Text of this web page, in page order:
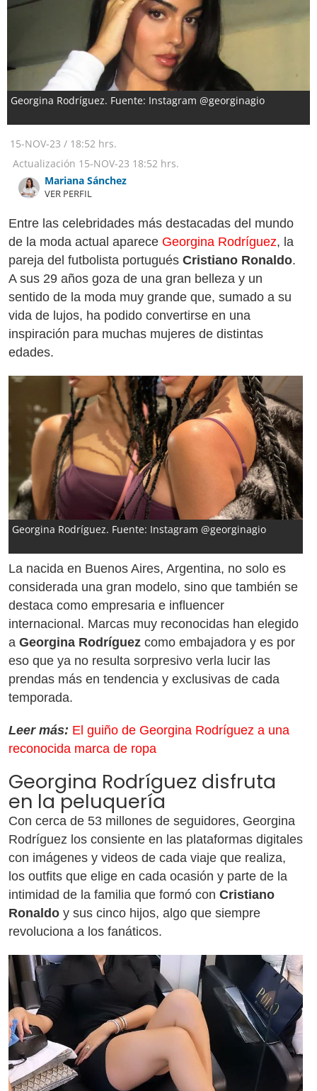
Georgina Rodríguez. Fuente: Instagram @georginagio
15-NOV-23 / 18:52 hrs.
Actualización 15-NOV-23 18:52 hrs.
Mariana Sánchez
VER PERFIL
Entre las celebridades más destacadas del mundo
de la moda actual aparece Georgina Rodríguez, la
pareja del futbolista portugués Cristiano Ronaldo.
A sus 29 años goza de una gran belleza y un
sentido de la moda muy grande que, sumado a su
vida de lujos, ha podido convertirse en una
inspiración para muchas mujeres de distintas
edades.
Georgina Rodríguez. Fuente: Instagram @georginagio
La nacida en Buenos Aires, Argentina, no solo es
considerada una gran modelo, sino que también se
destaca como empresaria e influencer
internacional. Marcas muy reconocidas han elegido
a Georgina Rodríguez como embajadora y es por
eso que ya no resulta sorpresivo verla lucir las
prendas más en tendencia y exclusivas de cada
temporada.
Leer más: El guiño de Georgina Rodríguez a una
reconocida marca de ropa
Georgina Rodríguez disfruta
en la peluquería
Con cerca de 53 millones de seguidores, Georgina
Rodríguez los consiente en las plataformas digitales
con imágenes y videos de cada viaje que realiza,
los outfits que elige en cada ocasión y parte de la
intimidad de la familia que formó con Cristiano
Ronaldo y sus cinco hijos, algo que siempre
revoluciona a los fanáticos.